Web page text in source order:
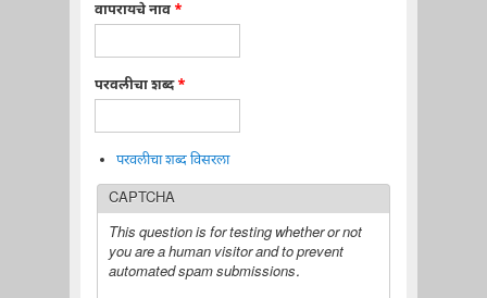
वापरायचे नाव *
परवलीचा शब्द*
परवलीचा शब्द विसरला
CAPTCHA
This question is for testing whether or not
you are a human visitor and to prevent
automated spam submissions.